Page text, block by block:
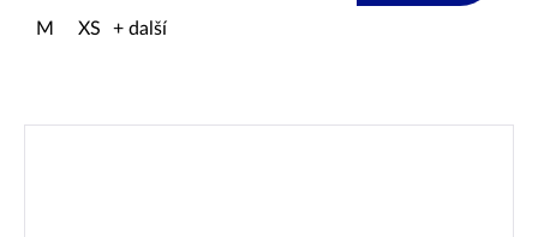
M XS + další